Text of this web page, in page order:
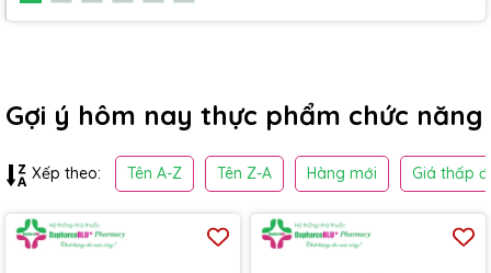
Gợi ý hôm nay thực phẩm chức năng
Xếp theo: Tên A-Z Tên Z-A Hàng mới Giá thấp